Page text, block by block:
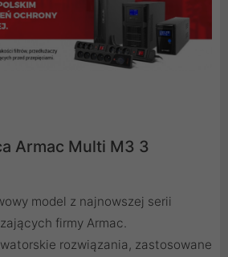
Armac Multi M3 3
model z najnowszej serii
firmy Armac.
rozwiązania, zastosowane